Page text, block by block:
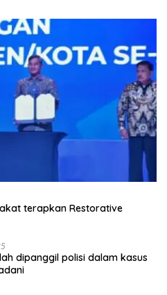
terapkan Restorative
dipanggil polisi dalam kasus